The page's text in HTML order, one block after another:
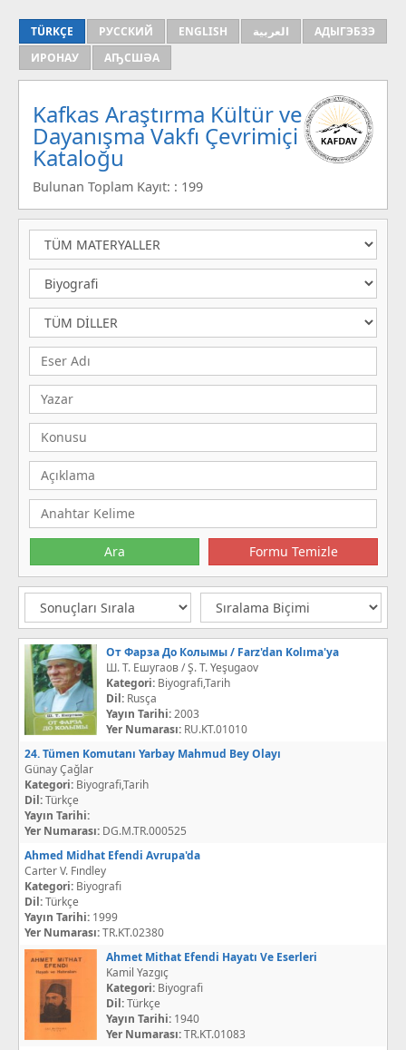
TÜRKÇE РУССКИЙ ENGLISH العربية
АДЫГЭБЗЭ
ИРОНАУ
АҦСШӘА
Kafkas Araştırma Kültür ve
Dayanışma Vakfı Çevrimiçi
Kataloğu
Bulunan Toplam Kayıt: : 199
От Фарза До Колымы / Farz'dan Kolıma'ya
Ш. Т. Ешугаов / Ş. T. Yeşugaov
Kategori: Biyografi,Tarih
Dil: Rusça
Yayın Tarihi:2003
Yer Numarası: RU.KT.01010
24. Tümen Komutanı Yarbay Mahmud Bey Olayı
Günay Çağlar
Kategori: Biyografi,Tarih
Dil:Türkçe
Yayın Tarihi:
Yer Numarası: DG.M.TR.000525
Ahmed Midhat Efendi Avrupa'da
Carter V. Fındley
Kategori: Biyografi
Dil:Türkçe
Yayın Tarihi: 1999
Yer Numarası:TR.KT.02380
Ahmet Mithat Efendi Hayatı Ve Eserleri
Kamil Yazgıç
Kategori: Biyografi
Dil:Türkçe
Yayın Tarihi: 1940
Yer Numarası:TR.KT.01083